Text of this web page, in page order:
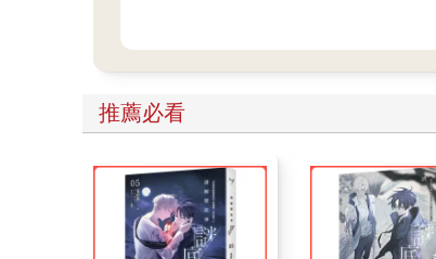
一起倒數歡樂的 25 天。 打開每一
頁、每一扇小門，都是滿滿的驚
喜與節慶溫度， Read it, Play it,
Feel the Christmas Magic！ 即日
起~2026/1/5參展商品好康79折~~
推薦必看